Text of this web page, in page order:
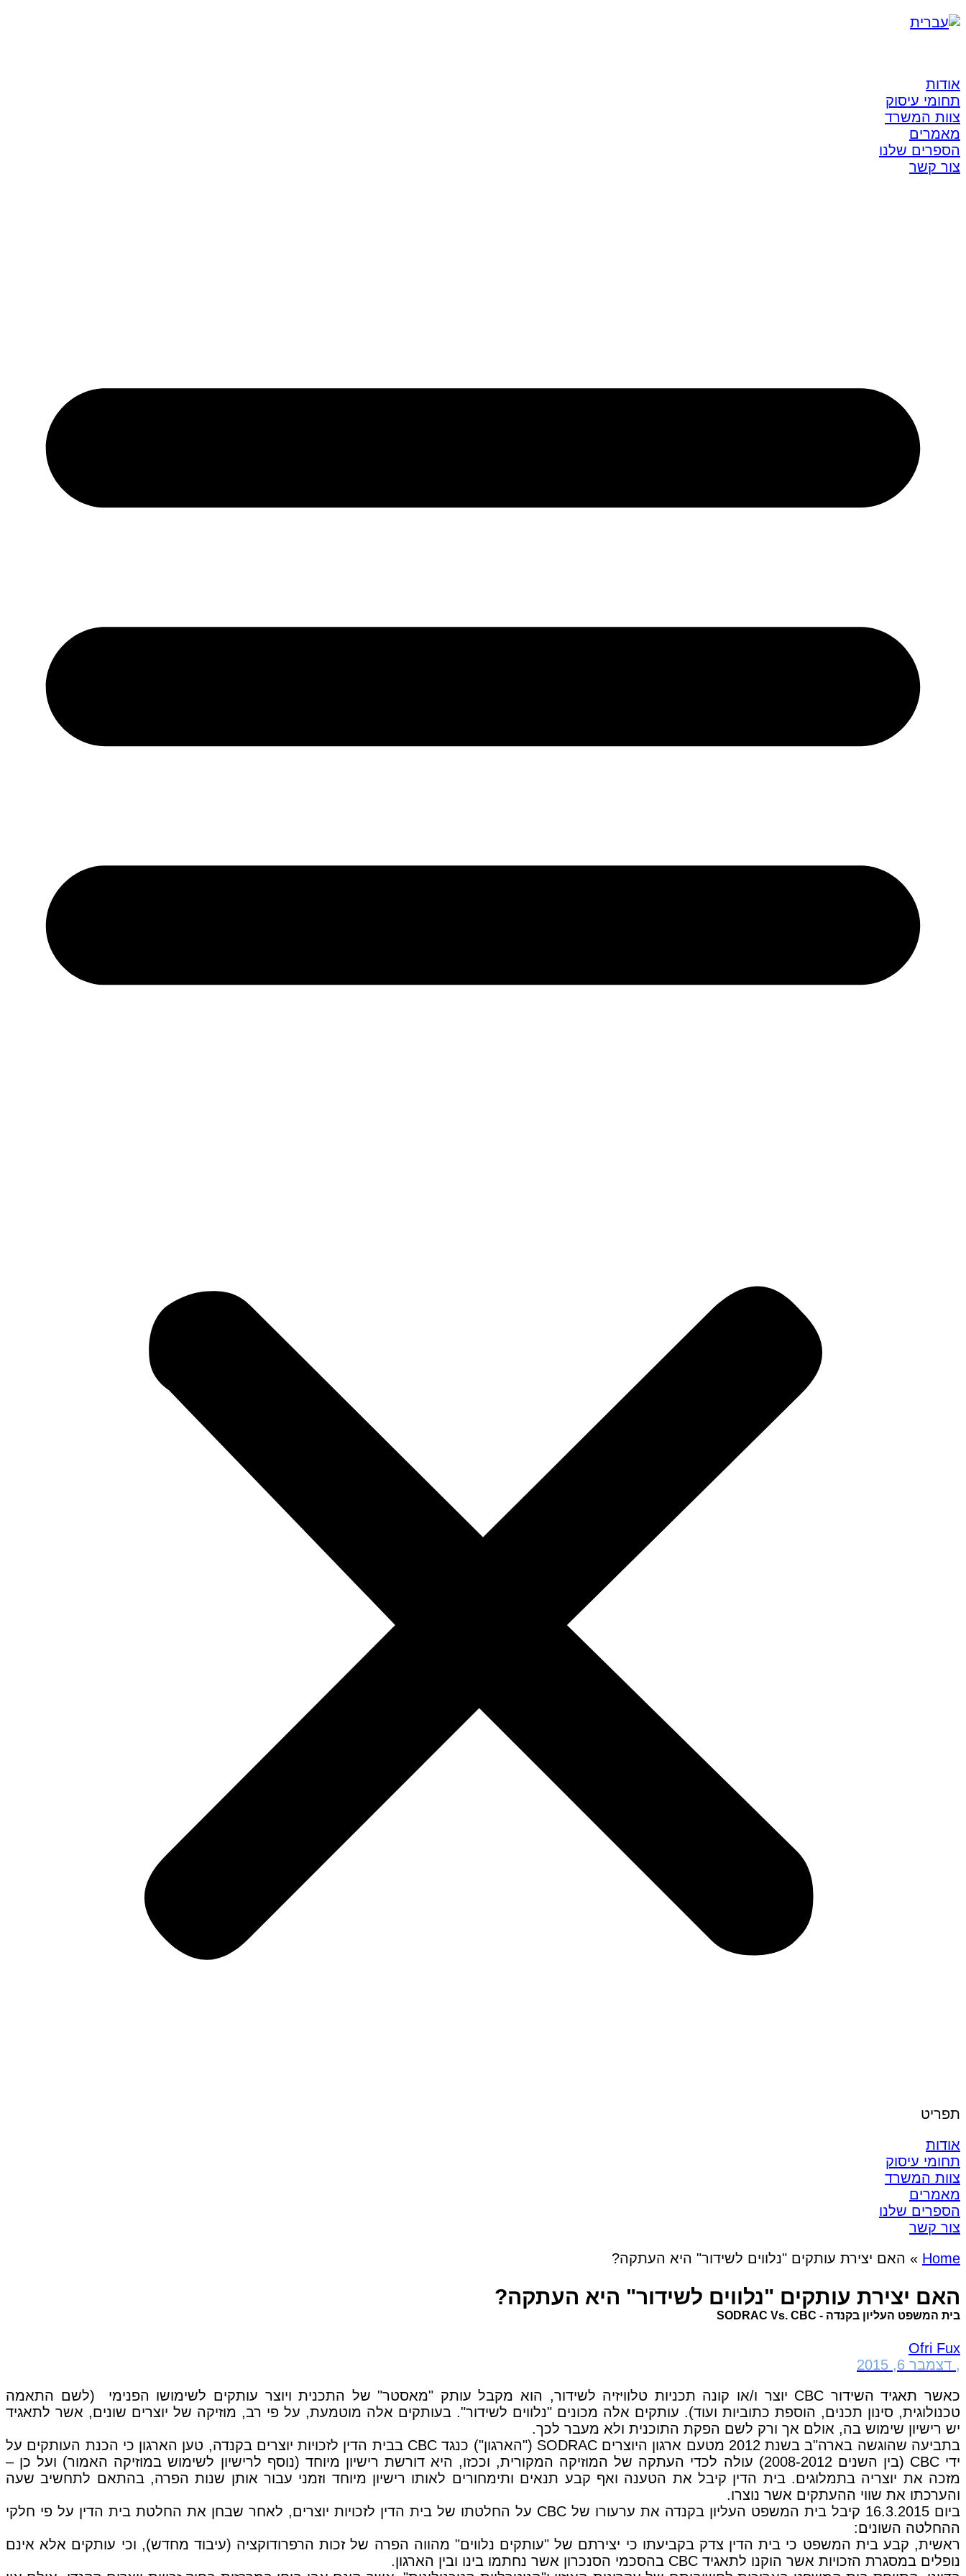
אודות
תחומי עיסוק
צוות המשרד
מאמרים
הספרים שלנו
צור קשר
תפריט
אודות
תחומי עיסוק
צוות המשרד
מאמרים
הספרים שלנו
צור קשר
Home
» האם יצירת עותקים "נלווים לשידור" היא העתקה?
האם יצירת עותקים "נלווים לשידור" היא העתקה?
בית המשפט העליון בקנדה - SODRAC Vs. CBC
Ofri Fux
, דצמבר 6, 2015
כאשר תאגיד השידור CBC יוצר ו/או קונה תכניות טלוויזיה לשידור, הוא מקבל עותק "מאסטר" של התכנית ויוצר עותקים לשימושו הפנימי (לשם התאמה
טכנולוגית, סינון תכנים, הוספת כתוביות ועוד). עותקים אלה מכונים "נלווים לשידור". בעותקים אלה מוטמעת, על פי רב, מוזיקה של יוצרים שונים, אשר לתאגיד
יש רישיון שימוש בה, אולם אך ורק לשם הפקת התוכנית ולא מעבר לכך.
בתביעה שהוגשה בארה"ב בשנת 2012 מטעם ארגון היוצרים SODRAC ("הארגון") כנגד CBC בבית הדין לזכויות יוצרים בקנדה, טען הארגון כי הכנת העותקים על
ידי CBC (בין השנים 2008-2012) עולה לכדי העתקה של המוזיקה המקורית, וככזו, היא דורשת רישיון מיוחד (נוסף לרישיון לשימוש במוזיקה האמור) ועל כן –
מזכה את יוצריה בתמלוגים. בית הדין קיבל את הטענה ואף קבע תנאים ותימחורים לאותו רישיון מיוחד וזמני עבור אותן שנות הפרה, בהתאם לתחשיב שעה
והערכתו את שווי ההעתקים אשר נוצרו.
ביום 16.3.2015 קיבל בית המשפט העליון בקנדה את ערעורו של CBC על החלטתו של בית הדין לזכויות יוצרים, לאחר שבחן את החלטת בית הדין על פי חלקי
ההחלטה השונים:
ראשית, קבע בית המשפט כי בית הדין צדק בקביעתו כי יצירתם של "עותקים נלווים" מהווה הפרה של זכות הרפרודוקציה (עיבוד מחדש), וכי עותקים אלא אינם
נופלים במסגרת הזכויות אשר הוקנו לתאגיד CBC בהסכמי הסנכרון אשר נחתמו בינו ובין הארגון.